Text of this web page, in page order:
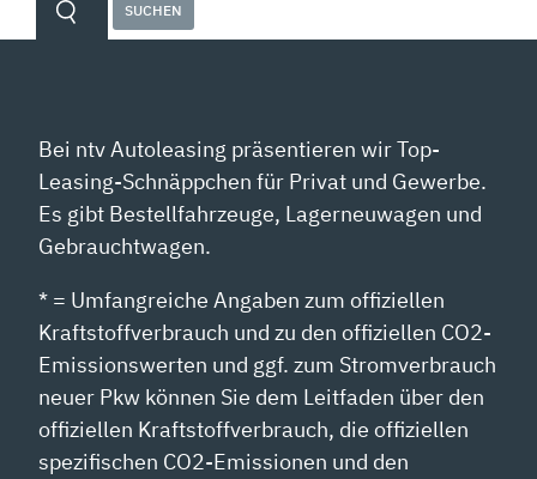
Suchen
nach:
Bei ntv Autoleasing präsentieren wir Top-
Leasing-Schnäppchen für Privat und Gewerbe.
Es gibt Bestellfahrzeuge, Lagerneuwagen und
Gebrauchtwagen.
* = Umfangreiche Angaben zum offiziellen
Kraftstoffverbrauch und zu den offiziellen CO2-
Emissionswerten und ggf. zum Stromverbrauch
neuer Pkw können Sie dem Leitfaden über den
offiziellen Kraftstoffverbrauch, die offiziellen
spezifischen CO2-Emissionen und den